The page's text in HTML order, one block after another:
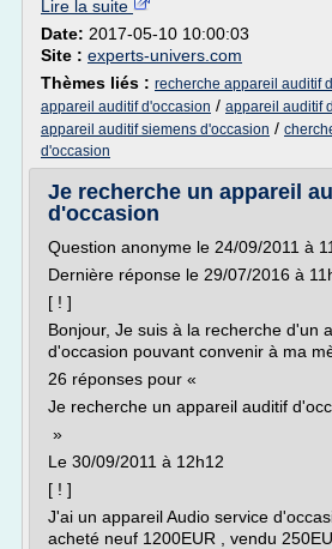
Lire la suite
Date: 2017-05-10 10:00:03
Site : experts-univers.com
Thèmes liés : recherche appareil auditif
appareil auditif d'occasion / appareil auditif
appareil auditif siemens d'occasion /
d'occasion
Je recherche un appareil
d'occasion
Question anonyme le 24/09/2011 à
Dernière réponse le 29/07/2016 à
[ ! ]
Bonjour, Je suis à la recherche d'un
d'occasion pouvant convenir à ma
26 réponses pour «
Je recherche un appareil auditif
»
Le 30/09/2011 à 12h12
[ ! ]
J'ai un appareil Audio service
acheté neuf 1200EUR , vendu